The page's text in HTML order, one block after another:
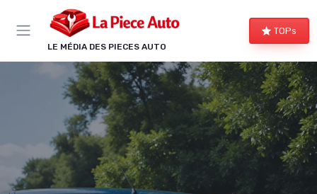
LE MÉDIA DES PIECES AUTO
TOPs
Panneau de gestion des cookies